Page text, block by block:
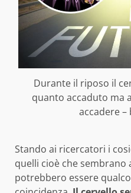
Durante il riposo il
quanto accaduto ma
accadere
Stando ai ricercatori i
quelli cioè che
potrebbero essere